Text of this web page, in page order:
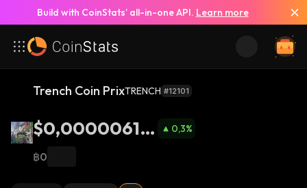
Build with CoinStats’ all-in-one API. Learn more
Trench Coin PrixTRENCH #12101
$0,00000614
2
0,3%
฿0